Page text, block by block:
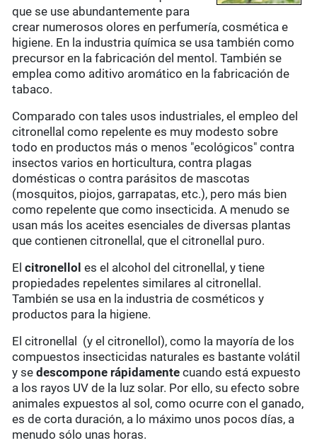
que se use abundantemente para
crear numerosos olores en perfumería, cosmética e
higiene. En la industria química se usa también como
precursor en la fabricación del mentol. También se
emplea como aditivo aromático en la fabricación de
tabaco.
Comparado con tales usos industriales, el empleo del
citronellal como repelente es muy modesto sobre
todo en productos más o menos "ecológicos" contra
insectos varios en horticultura, contra plagas
domésticas o contra parásitos de mascotas
(mosquitos, piojos, garrapatas, etc.), pero más bien
como repelente que como insecticida. A menudo se
usan más los aceites esenciales de diversas plantas
que contienen citronellal, que el citronellal puro.
Elcitronellol es el alcohol del citronellal, y tiene
propiedades repelentes similares al citronellal.
También se usa en la industria de cosméticos y
productos para la higiene.
El citronellal (y el citronellol), como la mayoría de los
compuestos insecticidas naturales es bastante volátil
y sedescompone rápidamente cuando está expuesto
a los rayos UV de la luz solar. Por ello, su efecto sobre
animales expuestos al sol, como ocurre con el ganado,
es de corta duración, a lo máximo unos pocos días, a
menudo sólo unas horas.